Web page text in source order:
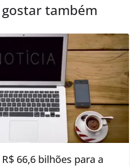
também
66,6 bilhões para a